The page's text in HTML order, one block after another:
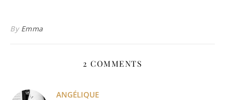
By Emma
2 COMMENTS
ANGÉLIQUE